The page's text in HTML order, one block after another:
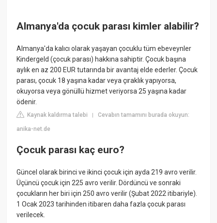
Almanya'da çocuk parası kimler alabilir?
Almanya'da kalıcı olarak yaşayan çocuklu tüm ebeveynler
Kindergeld (çocuk parası) hakkına sahiptir. Çocuk başına
aylık en az 200 EUR tutarında bir avantaj elde ederler. Çocuk
parası, çocuk 18 yaşına kadar veya çıraklık yapıyorsa,
okuyorsa veya gönüllü hizmet veriyorsa 25 yaşına kadar
ödenir.
Kaynak kaldırma talebi |Cevabın tamamını burada okuyun:
anika-net.de
Çocuk parası kaç euro?
Güncel olarak birinci ve ikinci çocuk için ayda 219 avro verilir.
Üçüncü çocuk için 225 avro verilir. Dördüncü ve sonraki
çocukların her biri için 250 avro verilir (Şubat 2022 itibariyle).
1 Ocak 2023 tarihinden itibaren daha fazla çocuk parası
verilecek.